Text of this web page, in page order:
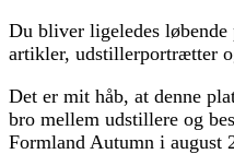
Du bliver ligeledes
artikler, udstillerportrætter
Det er mit håb, at denne
bro mellem udstillere og
Formland Autumn i august